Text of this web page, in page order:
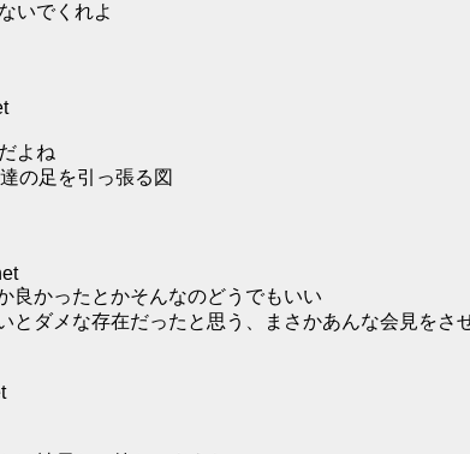
いでくれよ
よね
の足を引っ張る図
良かったとかそんなのどうでもいい
とダメな存在だったと思う、まさかあんな会見をさ